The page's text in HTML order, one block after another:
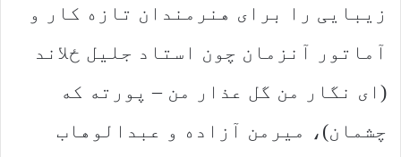
زیبایی را برای هنرمندان تازه کار و
آماتور آنزمان چون استاد جلیل ځلاند
(ای نگار من گل عذار من – پورته که
چشمان)، میرمن آزاده و عبدالوهاب